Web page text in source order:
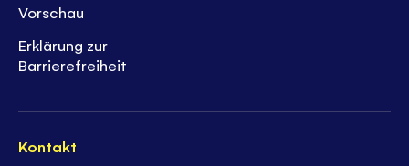
Vorschau
Erklärung zur
Barrierefreiheit
Kontakt